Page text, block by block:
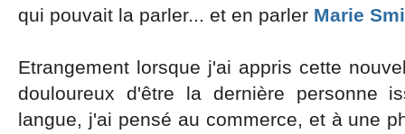
qui pouvait la parler... et en parler Marie
Etrangement lorsque j'ai appris cette
douloureux d'être la dernière personne
langue, j'ai pensé au commerce, et à une